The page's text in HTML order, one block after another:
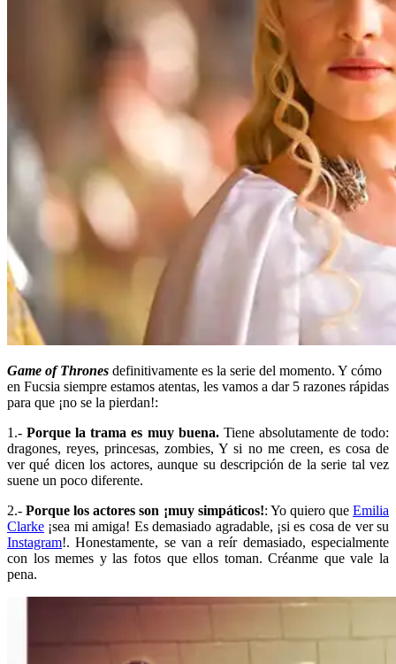
Game of Thrones definitivamente es la serie del momento. Y cómo
en Fucsia siempre estamos atentas, les vamos a dar 5 razones rápidas
para que ¡no se la pierdan!:
1.-Porque la trama es muy buena.Tiene absolutamente de todo:
dragones, reyes, princesas, zombies, Y si no me creen, es cosa de
ver qué dicen los actores, aunque su descripción de la serie tal vez
suene un poco diferente.
2.-Porque los actores son ¡muy simpáticos!: Yo quiero queEmilia
Clarke ¡sea mi amiga! Es demasiado agradable, ¡si es cosa de ver su
Instagram!. Honestamente, se van a reír demasiado, especialmente
con los memes y las fotos que ellos toman. Créanme que vale la
pena.